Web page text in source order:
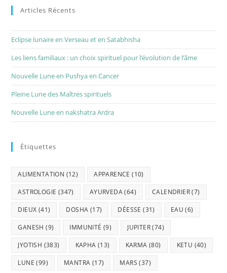
Articles Récents
Eclipse lunaire en Verseau et en Satabhisha
Les liens familiaux : un choix spirituel pour l’évolution de l’âme
Nouvelle Lune en Pushya en Cancer
Pleine Lune des Maîtres spirituels
Nouvelle Lune en nakshatra Ardra
Étiquettes
ALIMENTATION (12) APPARENCE (10)
ASTROLOGIE (347) AYURVEDA(64) CALENDRIER(7)
DIEUX (41) DOSHA (17) DÉESSE (31) EAU (6)
GANESH (9) IMMUNITÉ (9) JUPITER(74)
JYOTISH (383) KAPHA (13) KARMA (80) KETU (40)
LUNE (99) MANTRA (17) MARS (37)